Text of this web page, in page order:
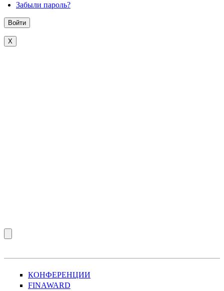
Забыли пароль?
X
КОНФЕРЕНЦИИ
FINAWARD